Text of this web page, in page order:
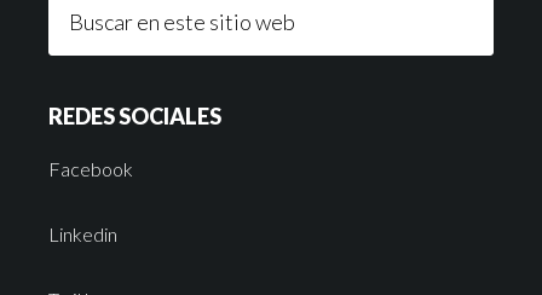
REDES SOCIALES
Facebook
Linkedin